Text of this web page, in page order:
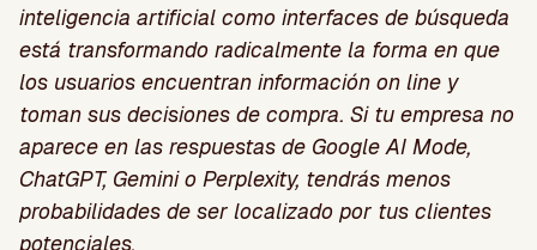
inteligencia artificial como interfaces de búsqueda
está transformando radicalmente la forma en que
los usuarios encuentran información on line y
toman sus decisiones de compra. Si tu empresa no
aparece en las respuestas de Google AI Mode,
ChatGPT, Gemini o Perplexity, tendrás menos
probabilidades de ser localizado por tus clientes
potenciales.